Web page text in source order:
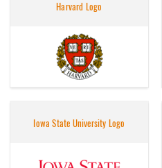
Harvard Logo
Iowa State University Logo